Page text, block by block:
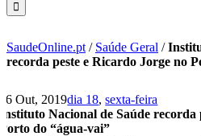
SaudeOnline.pt / Saúde Geral /
recorda peste e Ricardo Jorge no
16 Out, 2019dia 18,sexta-feira
Instituto Nacional de Saúde recorda
Porto do “água-vai”